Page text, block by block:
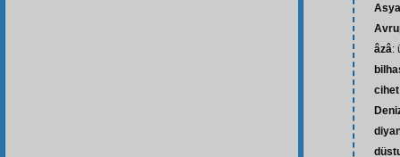
Asya
âzâ:
cihet